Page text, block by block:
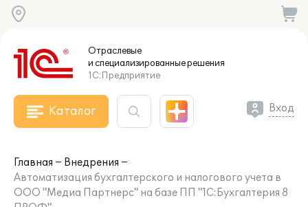
Отраслевые
и специализированныерешения
1С:Предприятие
Каталог Вход
Главная
Внедрения
Автоматизация бухгалтерского и налогового учета в
ООО "Медиа Партнерс" на базе ПП "1С:Бухгалтерия 8